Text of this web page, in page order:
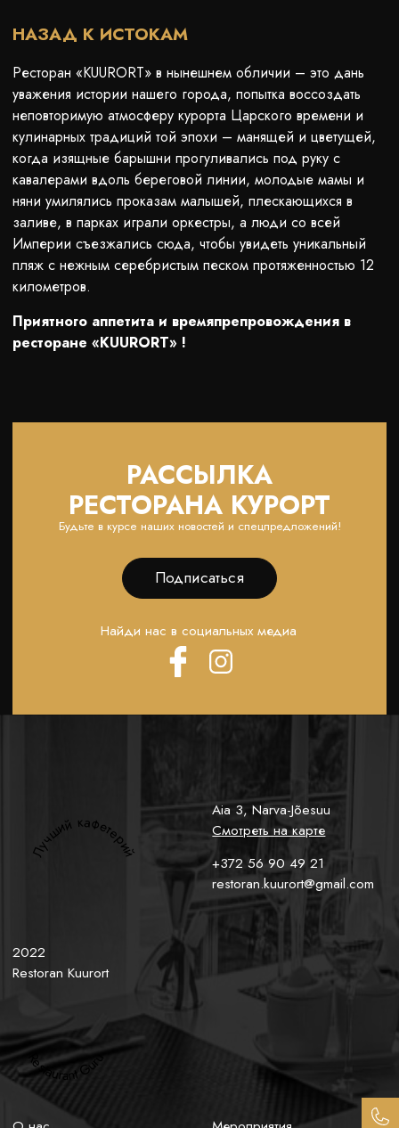
НАЗАД К ИСТОКАМ
Ресторан «KUURORT» в нынешнем обличии – это дань
уважения истории нашего города, попытка воссоздать
неповторимую атмосферу курорта Царского времени и
кулинарных традиций той эпохи – манящей и цветущей,
когда изящные барышни прогуливались под руку с
кавалерами вдоль береговой линии, молодые мамы и
няни умилялись проказам малышей, плескающихся в
заливе, в парках играли оркестры, а люди со всей
Империи съезжались сюда, чтобы увидеть уникальный
пляж с нежным серебристым песком протяженностью 12
километров.
Приятного аппетита и времяпрепровождения в
ресторане «KUURORT» !
РАССЫЛКА
РЕСТОРАНА КУРОРТ
Будьте в курсе наших новостей и спецпредложений!
Подписаться
Найди нас в социальных медиа
Лучший кафетерий
2022
Restoran Kuurort
Restaurant Guru
Aia 3, Narva-Jõesuu
Смотреть на карте
+372 56 90 49 21
restoran.kuurort@gmail.com